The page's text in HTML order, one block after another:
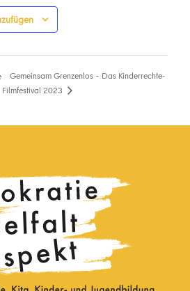
Gemeinsam Grenzenlos – Das Kinderrechte-
Filmfestival 2023